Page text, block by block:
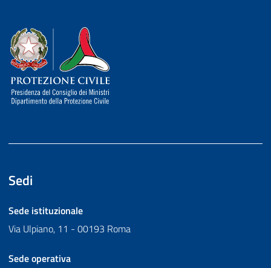
Dipartimento della Protezione Civile
Sedi
Sede istituzionale
Via Ulpiano, 11 - 00193 Roma
Sede operativa